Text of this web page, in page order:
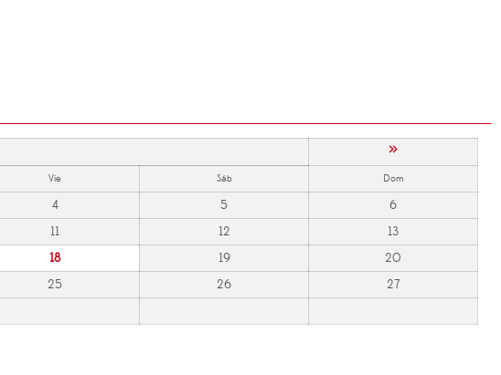
»
Vie Sáb Dom
4 5
6
11 12
13
18 19
20
25 26
27